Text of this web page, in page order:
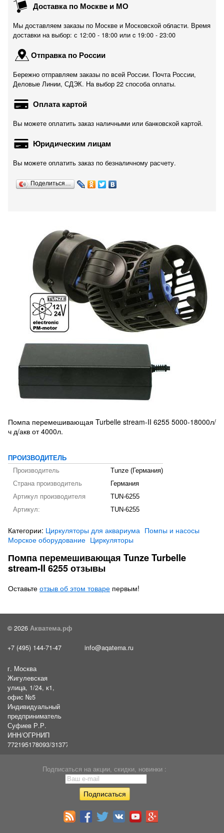
Доставка по Москве и МО
Мы доставляем заказы по Москве и Московской области. Время
доставки на выбор: с 12:00 - 18:00 или c 19:00 - 23:00
Отправка по России
Бережно отправляем заказы по всей России. Почта России,
Деловые Линии, СДЭК. На выбор 22 способа оплаты.
Оплата картой
Вы можете оплатить заказ наличными или банковской картой.
Юридическим лицам
Вы можете оплатить заказ по безналичному расчету.
Поделиться…
Помпа перемешивающая Turbelle stream-II 6255 5000-18000л/
ч д/акв от 4000л.
ПРОИЗВОДИТЕЛЬ
Производитель
Tunze (Германия)
Страна производитель
Германия
Артикул производителя
TUN-6255
Артикул:
TUN-6255
Категории: Циркуляторы для аквариума Помпы и насосы
Морское оборудование Циркуляторы
Помпа перемешивающая Tunze Turbelle
stream-II 6255 отзывы
Оставьте отзыв об этом товаре первым!
© 2026 Акватема.рф
+7 (495) 144-71-47 info@aqatema.ru
г. Москва
Жигулевская
улица, 1/24, к1,
офис №5
Индивидуальный
предприниматель
Суфиев Р.Р.
ИНН/ОГРНИП
772195178093/31377461610054
Подписаться на акции, скидки, новинки :